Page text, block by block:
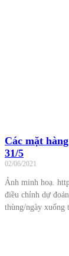
Các mặt
31/5
02/06/2021
Ảnh minh hoạ.
điều chỉnh dự
thùng/ngày xuống